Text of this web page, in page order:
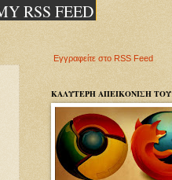
RSS FEED
Εγγραφείτε στο RSS Feed
ΚΑΛΥΤΕΡΗ ΑΠΕΙΚΟΝΙΣΗ ΤΟΥ